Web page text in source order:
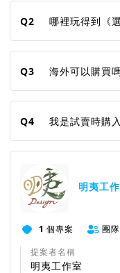
Q2 哪裡玩得到《
Q3 海外可以購買
Q4 我是試賣時購
明夷工
1 個專案
團
提案者名稱
明夷工作室